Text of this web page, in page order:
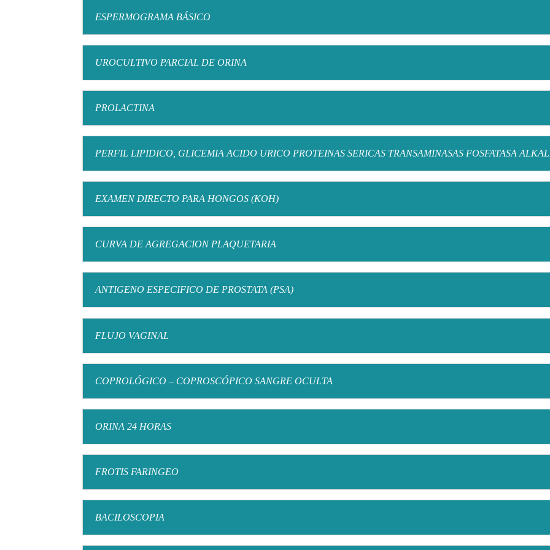
ESPERMOGRAMA BÁSICO
UROCULTIVO PARCIAL DE ORINA
PROLACTINA
PERFIL LIPIDICO, GLICEMIA ACIDO URICO PROTEINAS SERICAS TRANSAMINASAS FOSFATASA
EXAMEN DIRECTO PARA HONGOS (KOH)
CURVA DE AGREGACION PLAQUETARIA
ANTIGENO ESPECIFICO DE PROSTATA (PSA)
FLUJO VAGINAL
COPROLÓGICO – COPROSCÓPICO SANGRE OCULTA
ORINA 24 HORAS
FROTIS FARINGEO
BACILOSCOPIA